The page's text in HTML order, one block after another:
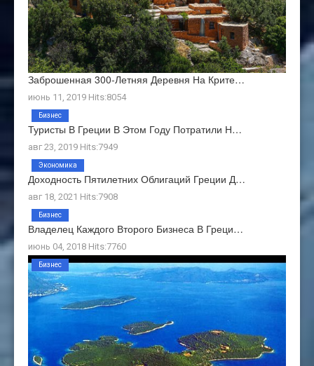
Заброшенная 300-Летняя Деревня На Крите…
июнь 11, 2019 Hits:8054
Туристы В Греции В Этом Году Потратили Н…
авг 23, 2019 Hits:7949
Бизнес
Доходность Пятилетних Облигаций Греции Д…
авг 18, 2021 Hits:7908
Экономика
Владелец Каждого Второго Бизнеса В Греци…
июнь 04, 2018 Hits:7760
Бизнес
Бизнес